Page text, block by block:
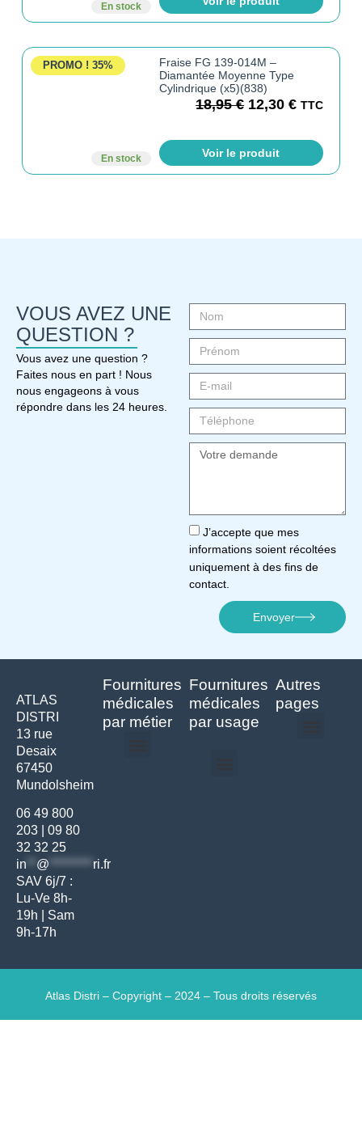
En stock
PROMO ! 35%
En stock
Fraise FG 139-014M –
Diamantée Moyenne Type
Cylindrique (x5)(838)
18,95€ 12,30€ TTC
Voir le produit
VOUS AVEZ UNE
QUESTION ?
Vous avez une question ?
Faites nous en part ! Nous
nous engageons à vous
répondre dans les 24 heures.
J’accepte que mes
informations soient récoltées
uniquement à des fins de
contact.
Envoyer
ATLAS
DISTRI
13 rue
Desaix
67450
Mundolsheim
06 49 800
203
09 80
32 32 25
in
@ ********* ri.fr
SAV 6j/7 :
Lu-Ve 8h-
19h | Sam
9h-17h
Fournitures
médicales
par métier
Fournitures
médicales
par usage
Autres
pages
Atlas Distri – Copyright – 2024 – Tous droits réservés